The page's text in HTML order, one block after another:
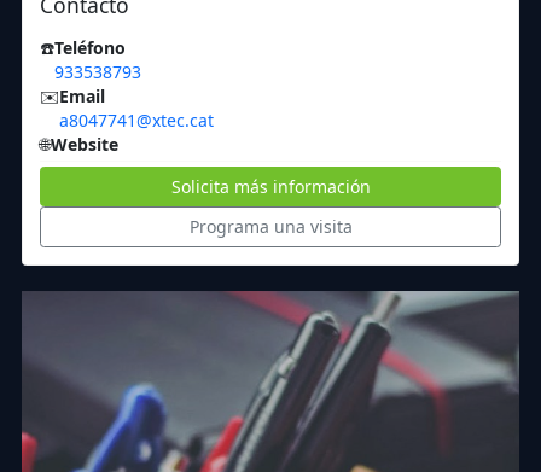
☎️Teléfono
933538793
✉️Email
a8047741@xtec.cat
🌐Website
Solicita más información
Programa una visita